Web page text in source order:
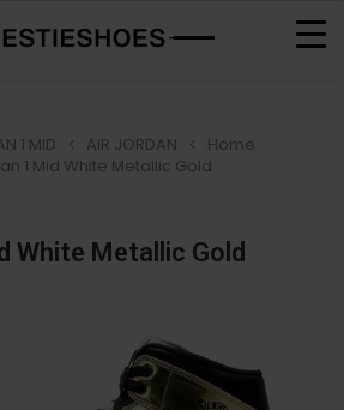
Home
AIR JORDAN
1 MID
1 Mid White Metallic Gold
White Metallic Gold